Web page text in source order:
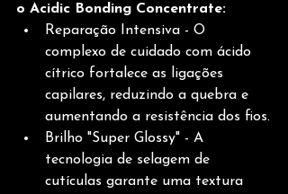
o Acidic Bonding Concentrate:
Reparação Intensiva - O
complexo de cuidado com ácido
cítrico fortalece as ligações
capilares, reduzindo a quebra e
aumentando a resistência dos fios.
Brilho "Super Glossy" - A
tecnologia de selagem de
cutículas garante uma textura